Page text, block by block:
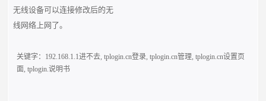
无线设备可以连接修改后的无
线网络上网了。
关键字： 192.168.1.1进不去,tplogin.cn登录,tplogin.cn管理,tplogin.cn设置页
面,tplogin.说明书